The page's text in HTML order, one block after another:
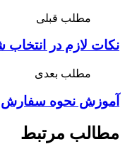
مطلب قبلی
نکات لازم در
مطلب بعدی
آموزش نحوه سفارش
مطالب مرتبط